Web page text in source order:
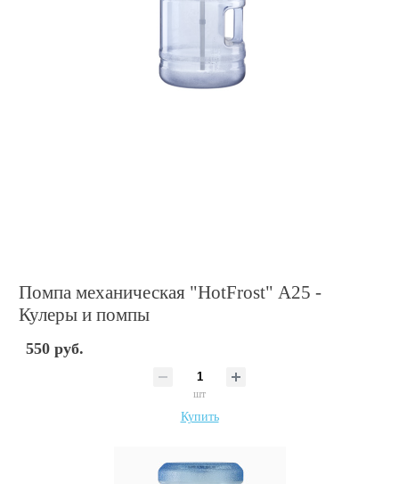
Помпа механическая "HotFrost" А25 -
Кулеры и помпы
550 руб.
шт
Купить